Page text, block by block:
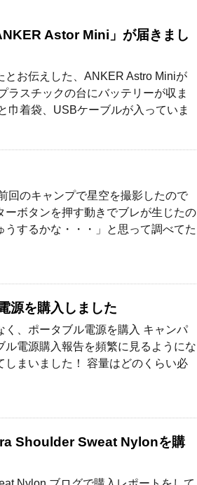
Astor Mini」が届きまし
とお伝えした、ANKER Astro Miniが
ラスチックの台にバッテリーが収ま
巾着袋、USBケーブルが入っていま
回のキャンプで星空を撮影したので
ーボタンを押す動きでブレが生じたの
うするかな・・・」と思って調べてた
源を購入しました
く、ポータブル電源を購入 キャンパ
ル電源購入報告を頻繁に見るようにな
しまいました！ 容量はどのくらい必
Shoulder Sweat Nylonを購